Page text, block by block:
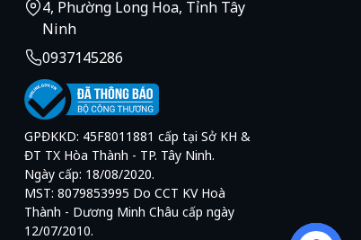
4, Phường Long Hoa, Tỉnh Tây
Ninh
0937145286
GPĐKKD: 45F8011881 cấp tại Sở KH &
ĐT TX Hòa Thành - TP. Tây Ninh.
Ngày cấp: 18/08/2020.
MST: 8079853995 Do CCT KV Hoà
Thành - Dương Minh Châu cấp ngày
12/07/2010.